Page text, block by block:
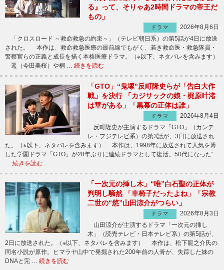
る』って、そりゃあ2時間ドラマの帝王だ
もの」
ドラマ
2026年8月6日
「クロスロード ～救命救急の約束～」（テレビ朝日系）の第5話が4日に放送
された。 本作は、救命救急医療の最前線でもがく、若き救命医・救急隊員・
警察官らの正義と成長を描く本格医療ドラマ。（※以下、ネタバレを含みます）
遥（今田美桜）や桐 … 続きを読む
「GTO」“鬼塚”反町隆史らが「告白大作
戦」を決行 「カジサックの娘・梶原叶渚
は華がある」「黒幕の正体は誰」
ドラマ
2026年8月4日
反町隆史が主演するドラマ「GTO」（カンテ
レ・フジテレビ系）の第3話が、3日に放送され
た。（※以下、ネタバレを含みます） 本作は、1998年に放送されて人気を博
した学園ドラマ「GTO」が28年ぶりに連続ドラマとして復活。50代になった“
… 続きを読む
「一次元の挿し木」“唯”白石聖の正体が
判明し騒然 「車椅子だったよね」「宗教
二世の“悠”山田涼介がつらい」
ドラマ
2026年8月3日
山田涼介が主演するドラマ「一次元の挿し
木」（読売テレビ・日本テレビ系）の第5話が、
2日に放送された。（※以下、ネタバレを含みます） 本作は、松下龍之介氏の
同名小説が原作。ヒマラヤ山中で発掘された200年前の人骨が、失踪した妹の
DNAと完 … 続きを読む